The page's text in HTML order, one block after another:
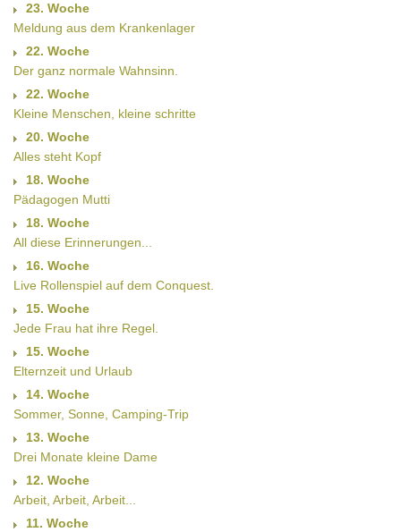
23. Woche
Meldung aus dem Krankenlager
22. Woche
Der ganz normale Wahnsinn.
22. Woche
Kleine Menschen, kleine schritte
20. Woche
Alles steht Kopf
18. Woche
Pädagogen Mutti
18. Woche
All diese Erinnerungen...
16. Woche
Live Rollenspiel auf dem Conquest.
15. Woche
Jede Frau hat ihre Regel.
15. Woche
Elternzeit und Urlaub
14. Woche
Sommer, Sonne, Camping-Trip
13. Woche
Drei Monate kleine Dame
12. Woche
Arbeit, Arbeit, Arbeit...
11. Woche